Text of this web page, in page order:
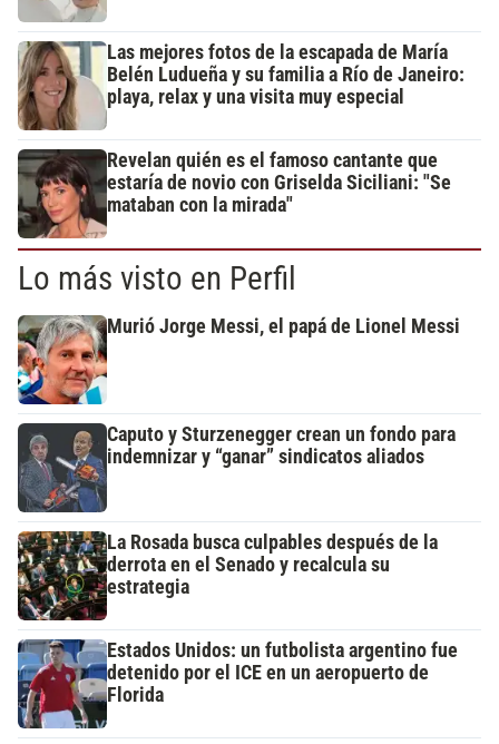
Las mejores fotos de la escapada de María
Belén Ludueña y su familia a Río de Janeiro:
playa, relax y una visita muy especial
Revelan quién es el famoso cantante que
estaría de novio con Griselda Siciliani: "Se
mataban con la mirada"
Lo más visto en Perfil
Murió Jorge Messi, el papá de Lionel Messi
Caputo y Sturzenegger crean un fondo para
indemnizar y “ganar” sindicatos aliados
La Rosada busca culpables después de la
derrota en el Senado y recalcula su
estrategia
Estados Unidos: un futbolista argentino fue
detenido por el ICE en un aeropuerto de
Florida